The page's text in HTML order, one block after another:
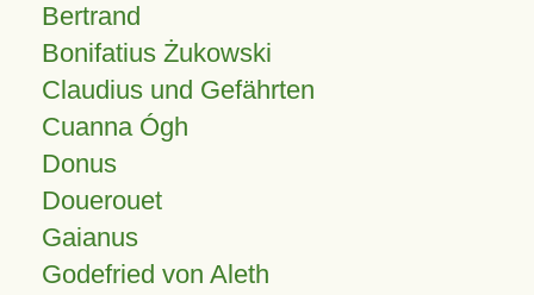
Bertrand
Bonifatius Żukowski
Claudius und Gefährten
Cuanna Ógh
Donus
Douerouet
Gaianus
Godefried von Aleth